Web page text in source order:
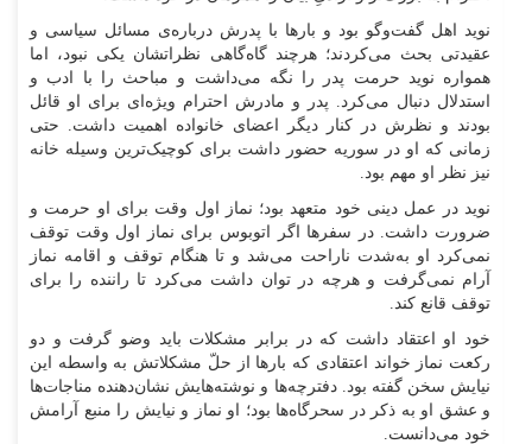
نوید اهل گفت‌و‌گو بود و بار‌ها با پدرش درباره‌ی مسائل سیاسی و
عقیدتی بحث می‌کردند؛ هرچند گاه‌گاهی نظراتشان یکی نبود، اما
همواره نوید حرمت پدر را نگه می‌داشت و مباحث را با ادب و
استدلال دنبال می‌کرد. پدر و مادرش احترام ویژه‌ای برای او قائل
بودند و نظرش در کنار دیگر اعضای خانواده اهمیت داشت. حتی
زمانی که او در سوریه حضور داشت برای کوچیک‌ترین وسیله خانه
نیز نظر او مهم بود.
نوید در عمل دینی خود متعهد بود؛ نماز اول وقت برای او حرمت و
ضرورت داشت. در سفر‌ها اگر اتوبوس برای نماز اول وقت توقف
نمی‌کرد او به‌شدت ناراحت می‌شد و تا هنگام توقف و اقامه نماز
آرام نمی‌گرفت و هرچه در توان داشت می‌کرد تا راننده را برای
توقف قانع کند.
خود او اعتقاد داشت که در برابر مشکلات باید وضو گرفت و دو
رکعت نماز خواند اعتقادی که بار‌ها از حلّ مشکلاتش به واسطه این
نیایش سخن گفته بود. دفترچه‌ها و نوشته‌هایش نشان‌دهنده مناجات‌ها
و عشق او به ذکر در سحرگاه‌ها بود؛ او نماز و نیایش را منبع آرامش
خود می‌دانست.